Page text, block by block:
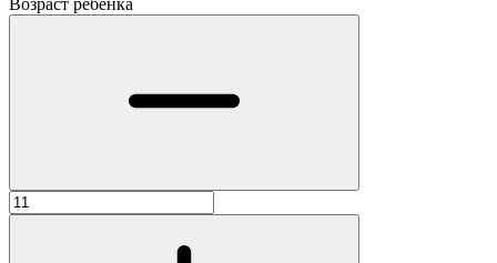
Возраст ребенка